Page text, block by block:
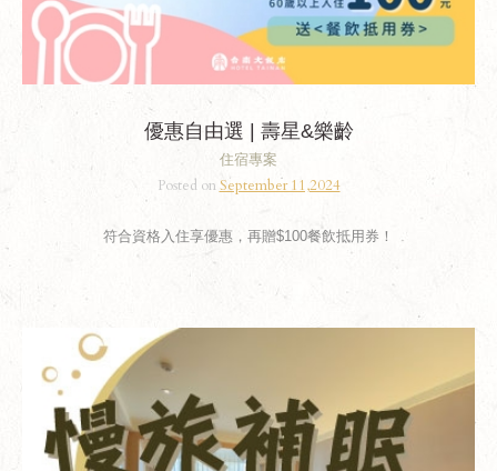
優惠自由選 | 壽星&樂齡
住宿專案
Posted on September 11,2024
符合資格入住享優惠，再贈$100餐飲抵用券！